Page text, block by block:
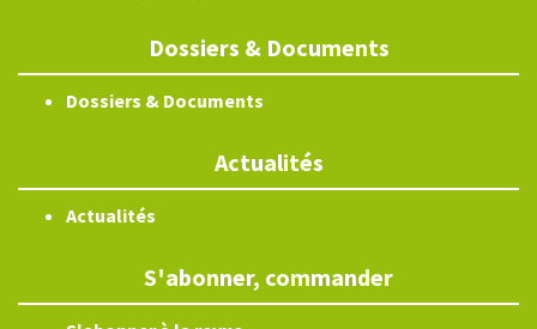
Dossiers & Documents
Dossiers & Documents
Actualités
Actualités
S'abonner, commander